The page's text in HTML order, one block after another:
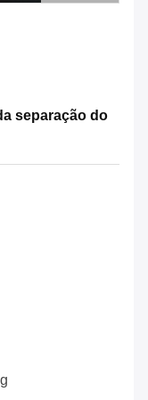
separação do